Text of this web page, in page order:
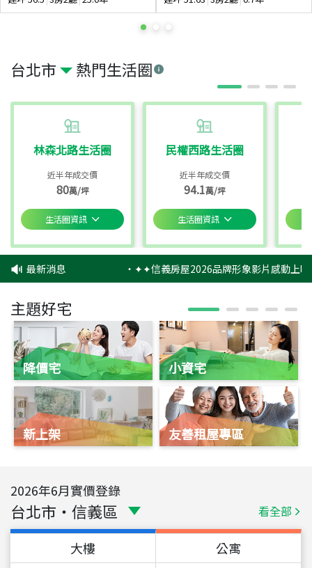
台北市 熱門生活圈
林森北路生活圈
近半年成交價
80萬/坪
生活圈資訊
民權西路生活圈
近半年成交價
94.1萬/坪
生活圈資訊
最新消息 ‧✦✦信義房屋2026品牌形象影片感動上
主題好宅
降價宅
新上架
小資宅
友善租屋專區
2026年6月實價登錄
台北市 ・ 信義區 看全部
大樓 公寓